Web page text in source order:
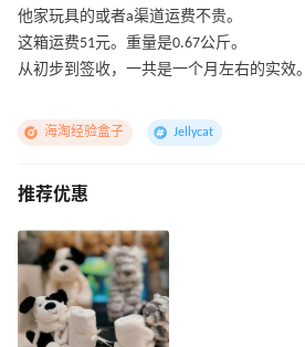
他家玩具的或者a渠道运费不贵。
这箱运费51元。重量是0.67公斤。
从初步到签收，一共是一个月左右的实效。
海淘经验盒子 Jellycat
推荐优惠